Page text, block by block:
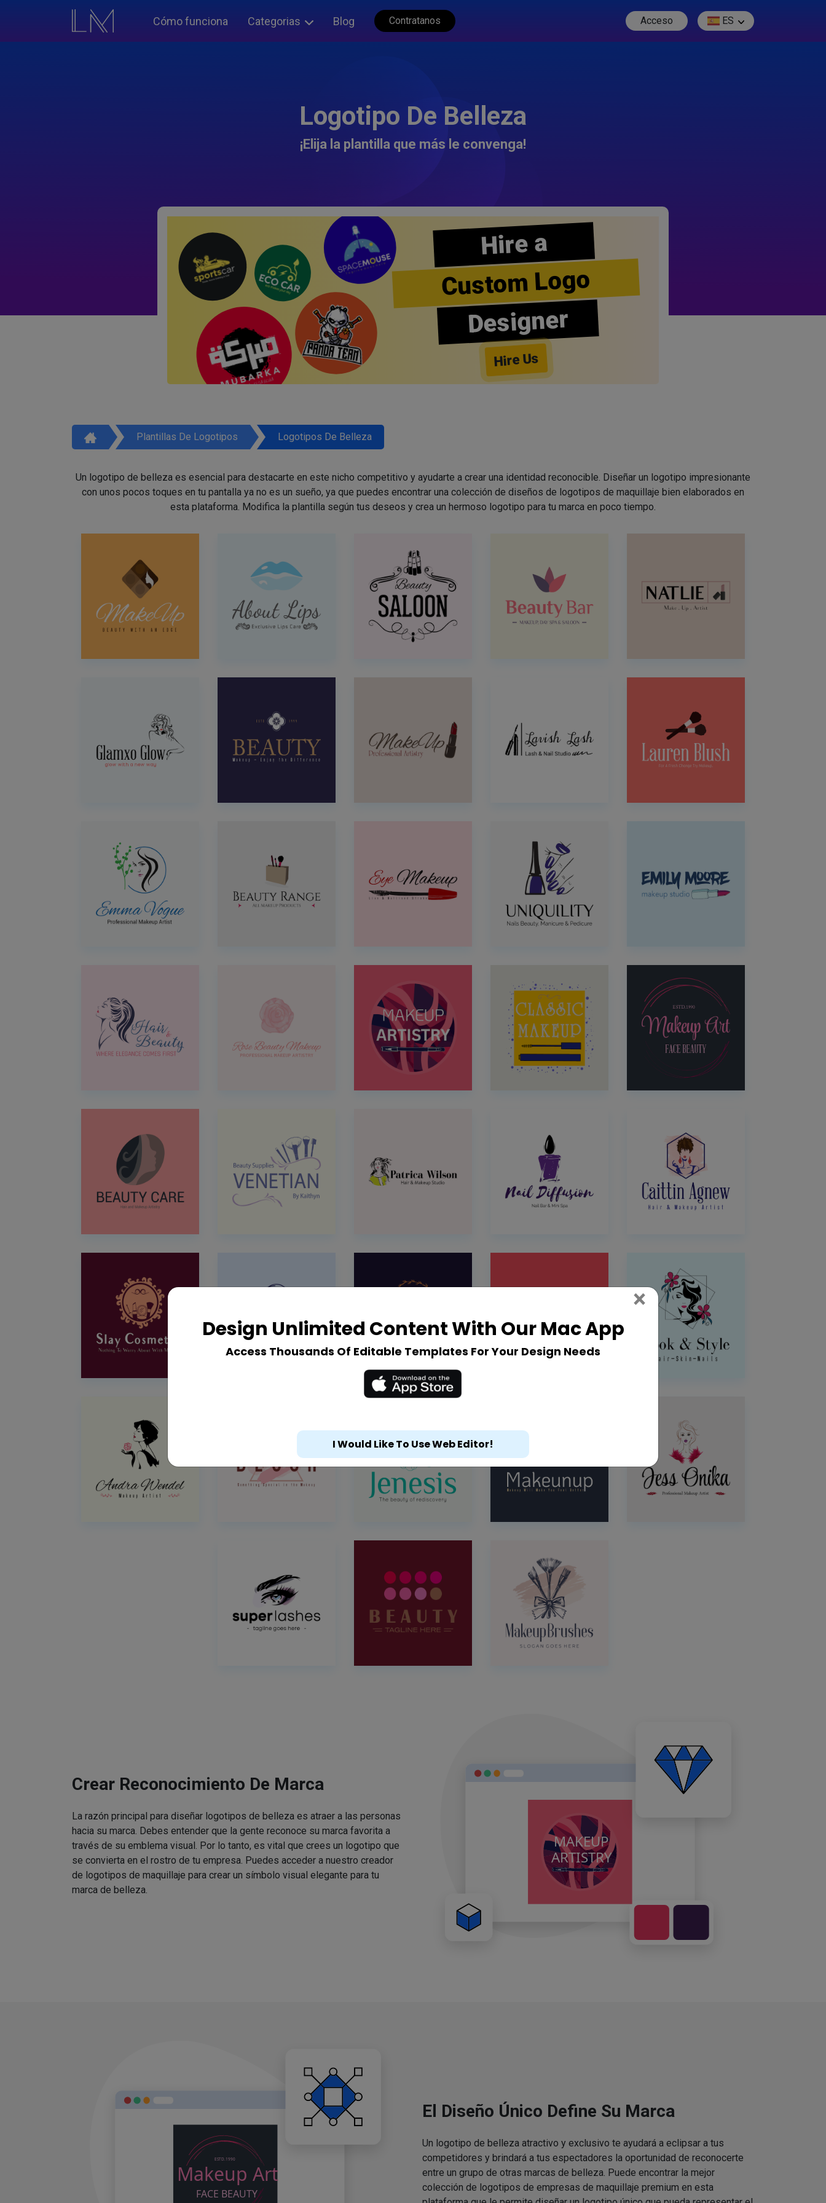
Cómo funciona Categorias Blog Contratanos Acceso ES
Logotipo De Belleza
¡Elija la plantilla que más le convenga!
Hire a
Custom Logo
Designer
Hire Us
Plantillas De Logotipos Logotipos De Belleza
Un logotipo de belleza es esencial para destacarte en este nicho competitivo y ayudarte a crear una identidad reconocible. Diseñar un logotipo impresionante
con unos pocos toques en tu pantalla ya no es un sueño, ya que puedes encontrar una colección de diseños de logotipos de maquillaje bien elaborados en
esta plataforma. Modifica la plantilla según tus deseos y crea un hermoso logotipo para tu marca en poco tiempo.
Crear Reconocimiento De Marca
La razón principal para diseñar logotipos de belleza es atraer a las personas
hacia su marca. Debes entender que la gente reconoce su marca favorita a
través de su emblema visual. Por lo tanto, es vital que crees un logotipo que
se convierta en el rostro de tu empresa. Puedes acceder a nuestro creador
de logotipos de maquillaje para crear un símbolo visual elegante para tu
marca de belleza.
El Diseño Único Define Su Marca
Un logotipo de belleza atractivo y exclusivo te ayudará a eclipsar a tus
competidores y brindará a tus espectadores la oportunidad de reconocerte
entre un grupo de otras marcas de belleza. Puede encontrar la mejor
colección de logotipos de empresas de maquillaje premium en esta
×Close